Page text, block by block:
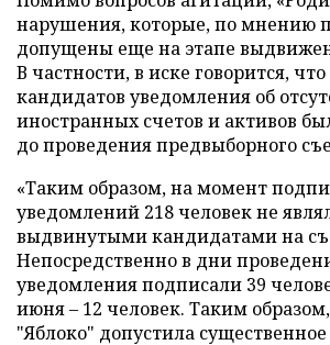
нарушения, которые, по мнению
допущены еще на этапе
В частности, в иске говорится, что
кандидатов уведомления об
иностранных счетов и активов
до проведения предвыборного
«Таким образом, на момент
уведомлений 218 человек не
выдвинутыми кандидатами на
Непосредственно в дни
уведомления подписали 39
июня – 12 человек. Таким
"Яблоко" допустила